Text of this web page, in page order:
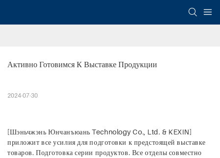
Активно Готовимся К Выставке Продукции
2024-07-30
[Шэньчжэнь Юнчанъюань Technology Co., Ltd. & KEXIN]
приложит все усилия для подготовки к предстоящей выставке
товаров. Подготовка серии продуктов. Все отделы совместно